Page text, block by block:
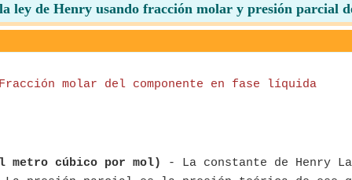
ley de Henry usando fracción molar y presión parcial
molar del componente en fase líquida
metro cúbico por mol)
- La constante de Henry